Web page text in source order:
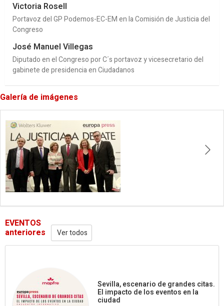
Victoria Rosell
Portavoz del GP Podemos-EC-EM en la Comisión de Justicia del
Congreso
José Manuel Villegas
Diputado en el Congreso por C´s portavoz y vicesecretario del
gabinete de presidencia en Ciudadanos
Galería de imágenes
EVENTOS
anteriores Ver todos
Sevilla, escenario de grandes citas.
El impacto de los eventos en la
ciudad